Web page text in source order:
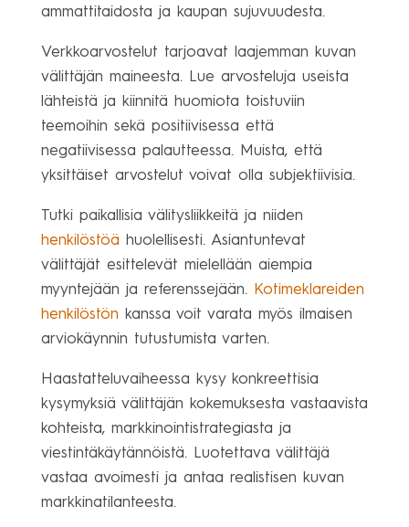
ammattitaidosta ja kaupan sujuvuudesta.
Verkkoarvostelut tarjoavat laajemman kuvan
välittäjän maineesta. Lue arvosteluja useista
lähteistä ja kiinnitä huomiota toistuviin
teemoihin sekä positiivisessa että
negatiivisessa palautteessa. Muista, että
yksittäiset arvostelut voivat olla subjektiivisia.
Tutki paikallisia välitysliikkeitä ja niiden
henkilöstöä huolellisesti. Asiantuntevat
välittäjät esittelevät mielellään aiempia
myyntejään ja referenssejään. Kotimeklareiden
henkilöstön kanssa voit varata myös ilmaisen
arviokäynnin tutustumista varten.
Haastatteluvaiheessa kysy konkreettisia
kysymyksiä välittäjän kokemuksesta vastaavista
kohteista, markkinointistrategiasta ja
viestintäkäytännöistä. Luotettava välittäjä
vastaa avoimesti ja antaa realistisen kuvan
markkinatilanteesta.